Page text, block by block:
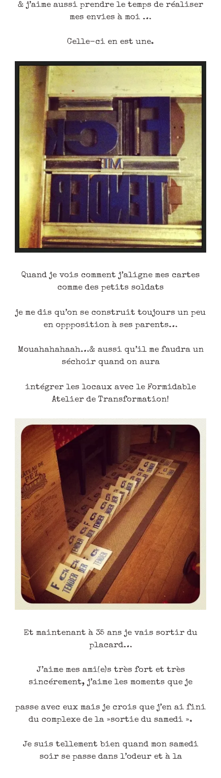
& j’aime aussi prendre le temps de réaliser
mes envies à moi …
Celle-ci en est une.
Quand je vois comment j’aligne mes cartes
comme des petits soldats
je me dis qu’on se construit toujours un peu
en oppposition à ses parents…
Mouahahahaah…& aussi qu’il me faudra un
séchoir quand on aura
intégrer les locaux avec le Formidable
Atelier de Transformation!
Et maintenant à 35 ans je vais sortir du
placard…
J’aime mes ami(e)s très fort et très
sincérement, j’aime les moments que je
passe avec eux mais je crois que j’en ai fini
du complexe de la »sortie du samedi ».
Je suis tellement bien quand mon samedi
soir se passe dans l’odeur et à la